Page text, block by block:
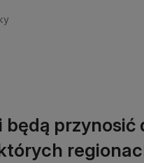
będą przynosić